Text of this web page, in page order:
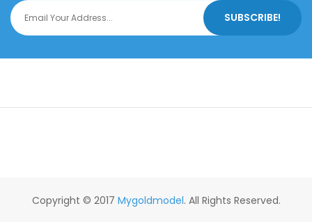
SUBSCRIBE!
Copyright © 2017 Mygoldmodel. All Rights Reserved.